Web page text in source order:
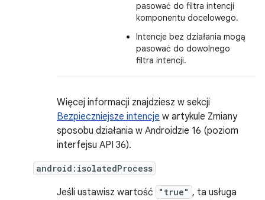
pasować do filtra intencji
komponentu docelowego.
Intencje bez działania mogą
pasować do dowolnego
filtra intencji.
Więcej informacji znajdziesz w sekcji
Bezpieczniejsze intencje w artykule Zmiany
sposobu działania w Androidzie 16 (poziom
interfejsu API 36).
android:isolatedProcess
Jeśli ustawisz wartość "true" , ta usługa